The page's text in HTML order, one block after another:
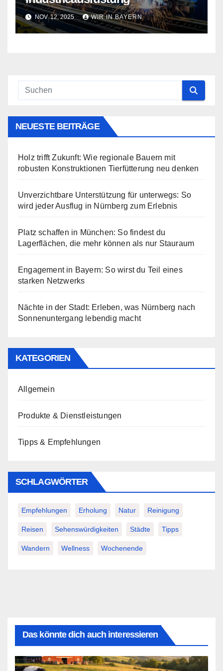
NOV. 12, 2025 WIR IN BAYERN
NEUESTE BEITRÄGE
Holz trifft Zukunft: Wie regionale Bauern mit
robusten Konstruktionen Tierfütterung neu denken
Unverzichtbare Unterstützung für unterwegs: So
wird jeder Ausflug in Nürnberg zum Erlebnis
Platz schaffen in München: So findest du
Lagerflächen, die mehr können als nur Stauraum
Engagement in Bayern: So wirst du Teil eines
starken Netzwerks
Nächte in der Stadt: Erleben, was Nürnberg nach
Sonnenuntergang lebendig macht
KATEGORIEN
Allgemein
Produkte & Dienstleistungen
Tipps & Empfehlungen
SCHLAGWÖRTER
Empfehlungen Erholung Natur Reinigung
Reisen Sehenswürdigkeiten Städte Tipps
Wandern Wellness Wochenende
Das könnte dich auch interessieren